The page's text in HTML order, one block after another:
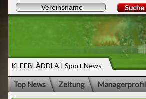
KLEEBLÄDDLA | Sport News
Suche
Top News Zeitung Managerprofil